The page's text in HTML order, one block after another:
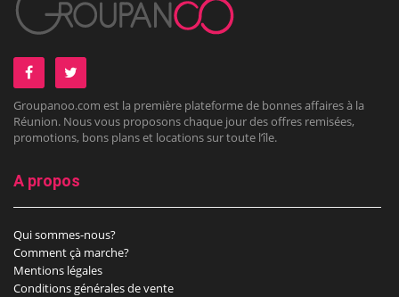
Groupanoo.com est la première plateforme de bonnes affaires à la
Réunion. Nous vous proposons chaque jour des offres remisées,
promotions, bons plans et locations sur toute l’île.
A propos
Qui sommes-nous?
Comment çà marche?
Mentions légales
Conditions générales de vente